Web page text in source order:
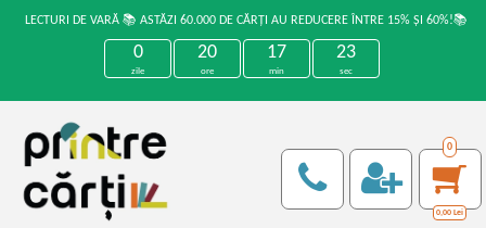
LECTURI DE VARĂ 📚 ASTĂZI 60.000 DE CĂRȚI AU REDUCERE ÎNTRE 15% ȘI 60%!📚
0
zile
20
ore
17
min
23
sec
0
0,00 Lei